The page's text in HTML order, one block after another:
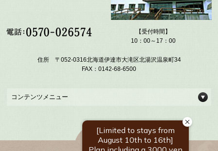
【受付時間】
10：00～17：00
住所 〒052-0316北海道伊達市大滝区北湯沢温泉町34
FAX：0142-68-6500
コンテンツメニュー